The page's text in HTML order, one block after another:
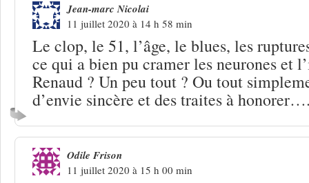
Jean-marc Nicolai
11 juillet 2020 à 14 h 58 min
Le clop, le 51, l’âge, le blues, les
ce qui a bien pu cramer les neurones et
Renaud ? Un peu tout ? Ou tout
d’envie sincère et des traites à
Odile Frison
11 juillet 2020 à 15 h 00 min